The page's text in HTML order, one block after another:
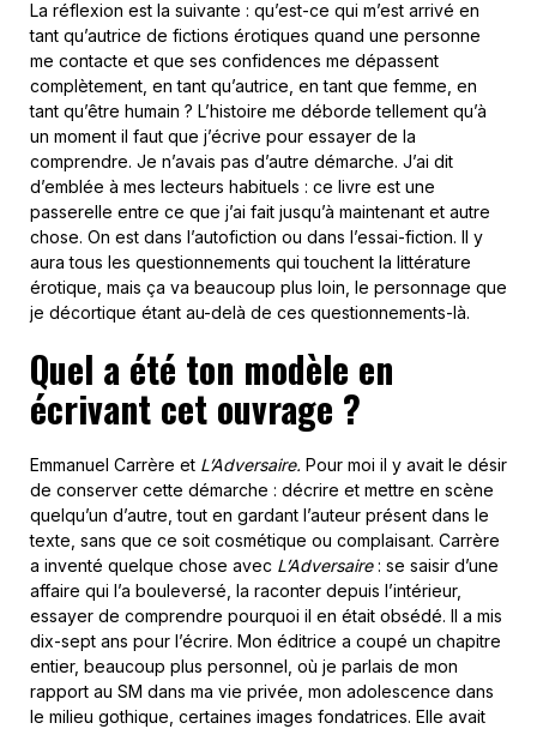
La réflexion est la suivante : qu’est-ce qui m’est arrivé en
tant qu’autrice de fictions érotiques quand une personne
me contacte et que ses confidences me dépassent
complètement, en tant qu’autrice, en tant que femme, en
tant qu’être humain ? L’histoire me déborde tellement qu’à
un moment il faut que j’écrive pour essayer de la
comprendre. Je n’avais pas d’autre démarche. J’ai dit
d’emblée à mes lecteurs habituels : ce livre est une
passerelle entre ce que j’ai fait jusqu’à maintenant et autre
chose. On est dans l’autofiction ou dans l’essai-fiction. Il y
aura tous les questionnements qui touchent la littérature
érotique, mais ça va beaucoup plus loin, le personnage que
je décortique étant au-delà de ces questionnements-là.
Quel a été ton modèle en
écrivant cet ouvrage ?
Emmanuel Carrère et L’Adversaire. Pour moi il y avait le désir
de conserver cette démarche : décrire et mettre en scène
quelqu’un d’autre, tout en gardant l’auteur présent dans le
texte, sans que ce soit cosmétique ou complaisant. Carrère
a inventé quelque chose avec L’Adversaire: se saisir d’une
affaire qui l’a bouleversé, la raconter depuis l’intérieur,
essayer de comprendre pourquoi il en était obsédé. Il a mis
dix-sept ans pour l’écrire. Mon éditrice a coupé un chapitre
entier, beaucoup plus personnel, où je parlais de mon
rapport au SM dans ma vie privée, mon adolescence dans
le milieu gothique, certaines images fondatrices. Elle avait